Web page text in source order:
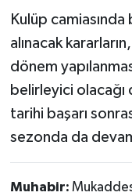
Kulüp
alınacak
dönem
belirleyici
tarihi başarı
sezonda da
Muhabir: